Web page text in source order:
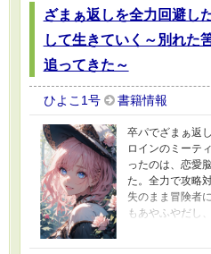
ざまぁ返しを全力回避し
して生きていく～別れた
追ってきた～
ひよこ1号 書籍情報
卒パでざまぁ返
ロインのミーテ
ったのは、恋愛
た。全力で攻略
失のまま冒険者
もあやふやだし
かなんて知らな
しもう！色々な